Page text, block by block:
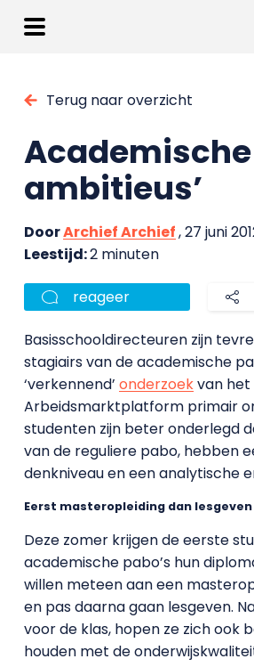
Terug naar overzicht
Academische
ambitieus’
DoorArchief Archief, 27 juni
Leestijd:2 minuten
reageer
Basisschooldirecteuren zijn
stagiairs van de academische
‘verkennend’ onderzoekvan het
Arbeidsmarktplatform primair
studenten zijn beter onderlegd
van de reguliere pabo, hebben
denkniveau en een analytische
Eerst masteropleiding dan lesgeven
Deze zomer krijgen de eerste
academische pabo’s hun
willen meteen aan een
en pas daarna gaan lesgeven.
voor de klas, hopen ze zich ook
houden met de